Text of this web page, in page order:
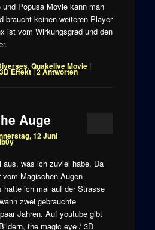
Popusa Movie kann man
braucht keinen weiteren Player
ist vom Wirkungsgrad und den
,Quakelive Movie |
Effekt|2Antworten
Auge
12 Juni
aus, was ich zuviel habe. Da
Magischen Augen
hatte ich mal auf der Strasse
zwei gebrauchte
Jahren. Auf youtube gibt
the magic eye / 3D